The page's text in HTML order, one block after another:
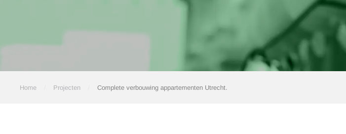
Home Projecten Complete verbouwing appartementen Utrecht.